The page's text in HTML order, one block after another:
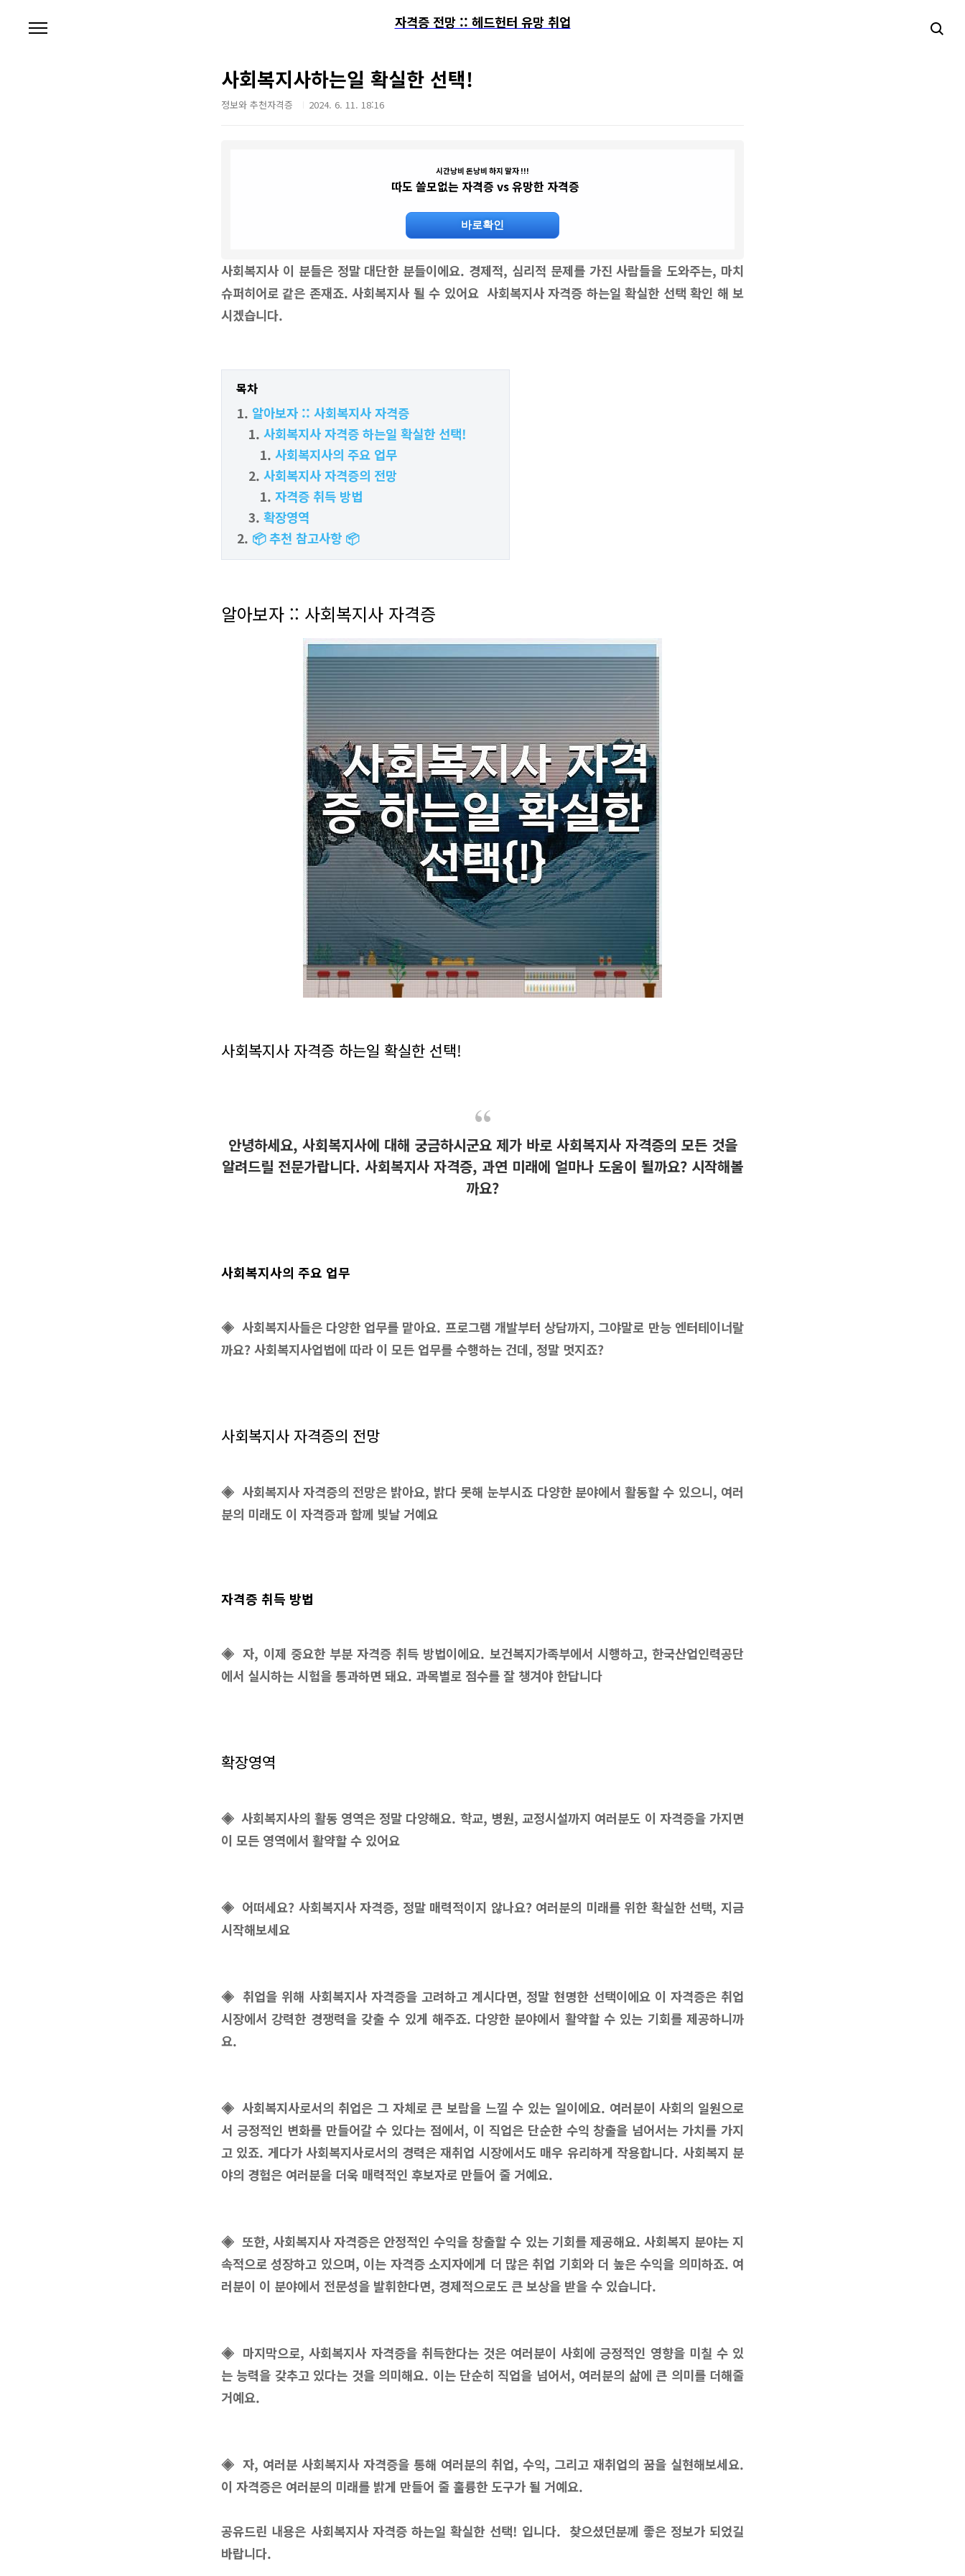
자격증 전망 :: 헤드헌터 유망 취업
사회복지사하는일 확실한 선택!
정보와 추천자격증 2024. 6. 11. 18:16
시간낭비 돈낭비 하지 말자 !!!
따도 쓸모없는 자격증 vs 유망한 자격증
바로확인
사회복지사 이 분들은 정말 대단한 분들이에요. 경제적, 심리적 문제를 가진 사람들을 도와주는, 마치
슈퍼히어로 같은 존재죠. 사회복지사 될 수 있어요사회복지사 자격증 하는일 확실한 선택확인 해 보
시겠습니다.
목차
알아보자 :: 사회복지사 자격증
사회복지사 자격증 하는일 확실한 선택!
사회복지사의 주요 업무
사회복지사 자격증의 전망
자격증 취득 방법
확장영역
📦 추천 참고사항 📦
알아보자 :: 사회복지사 자격증
사회복지사 자격증 하는일 확실한 선택!
안녕하세요, 사회복지사에 대해 궁금하시군요 제가 바로 사회복지사 자격증의 모든 것을
알려드릴 전문가랍니다. 사회복지사 자격증, 과연 미래에 얼마나 도움이 될까요? 시작해볼
까요?
사회복지사의 주요 업무
◈ 사회복지사들은 다양한 업무를 맡아요. 프로그램 개발부터 상담까지, 그야말로 만능 엔터테이너랄
까요? 사회복지사업법에 따라 이 모든 업무를 수행하는 건데, 정말 멋지죠?
사회복지사 자격증의 전망
◈ 사회복지사 자격증의 전망은 밝아요, 밝다 못해 눈부시죠 다양한 분야에서 활동할 수 있으니, 여러
분의 미래도 이 자격증과 함께 빛날 거예요
자격증 취득 방법
◈ 자, 이제 중요한 부분 자격증 취득 방법이에요. 보건복지가족부에서 시행하고, 한국산업인력공단
에서 실시하는 시험을 통과하면 돼요. 과목별로 점수를 잘 챙겨야 한답니다
확장영역
◈ 사회복지사의 활동 영역은 정말 다양해요. 학교, 병원, 교정시설까지 여러분도 이 자격증을 가지면
이 모든 영역에서 활약할 수 있어요
◈ 어떠세요? 사회복지사 자격증, 정말 매력적이지 않나요? 여러분의 미래를 위한 확실한 선택, 지금
시작해보세요
◈ 취업을 위해 사회복지사 자격증을 고려하고 계시다면, 정말 현명한 선택이에요 이 자격증은 취업
시장에서 강력한 경쟁력을 갖출 수 있게 해주죠. 다양한 분야에서 활약할 수 있는 기회를 제공하니까
요.
◈ 사회복지사로서의 취업은 그 자체로 큰 보람을 느낄 수 있는 일이에요. 여러분이 사회의 일원으로
서 긍정적인 변화를 만들어갈 수 있다는 점에서, 이 직업은 단순한 수익 창출을 넘어서는 가치를 가지
고 있죠. 게다가 사회복지사로서의 경력은 재취업 시장에서도 매우 유리하게 작용합니다. 사회복지 분
야의 경험은 여러분을 더욱 매력적인 후보자로 만들어 줄 거예요.
◈ 또한, 사회복지사 자격증은 안정적인 수익을 창출할 수 있는 기회를 제공해요. 사회복지 분야는 지
속적으로 성장하고 있으며, 이는 자격증 소지자에게 더 많은 취업 기회와 더 높은 수익을 의미하죠. 여
러분이 이 분야에서 전문성을 발휘한다면, 경제적으로도 큰 보상을 받을 수 있습니다.
◈ 마지막으로, 사회복지사 자격증을 취득한다는 것은 여러분이 사회에 긍정적인 영향을 미칠 수 있
는 능력을 갖추고 있다는 것을 의미해요. 이는 단순히 직업을 넘어서, 여러분의 삶에 큰 의미를 더해줄
거예요.
◈ 자, 여러분 사회복지사 자격증을 통해 여러분의 취업, 수익, 그리고 재취업의 꿈을 실현해보세요.
이 자격증은 여러분의 미래를 밝게 만들어 줄 훌륭한 도구가 될 거예요.
공유드린 내용은 사회복지사 자격증 하는일 확실한 선택! 입니다. 찾으셨던분께 좋은 정보가 되었길
바랍니다.